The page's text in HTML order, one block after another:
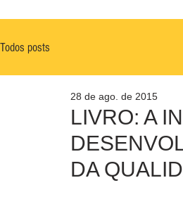
Todos posts
LIVRO: A
DA
28 de ago. de 2015